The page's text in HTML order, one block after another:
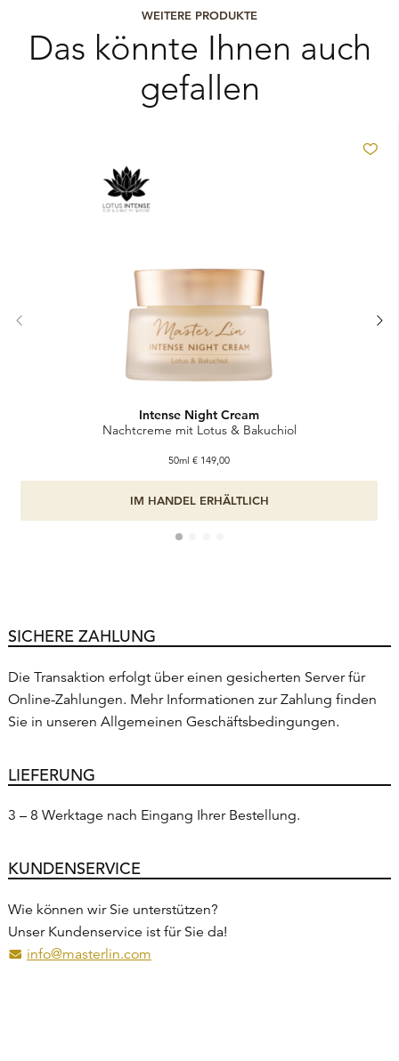
WEITERE PRODUKTE
Das könnte Ihnen auch
gefallen
Intense Night Cream
Nachtcreme mit Lotus & Bakuchiol
50ml € 149,00
IM HANDEL ERHÄLTLICH
SICHERE ZAHLUNG
Die Transaktion erfolgt über einen gesicherten Server für
Online-Zahlungen. Mehr Informationen zur Zahlung finden
Sie in unseren Allgemeinen Geschäftsbedingungen.
LIEFERUNG
3 – 8 Werktage nach Eingang Ihrer Bestellung.
KUNDENSERVICE
Wie können wir Sie unterstützen?
Unser Kundenservice ist für Sie da!
info@masterlin.com
(Öffnet eventuell ein Programm um an den Empfänger